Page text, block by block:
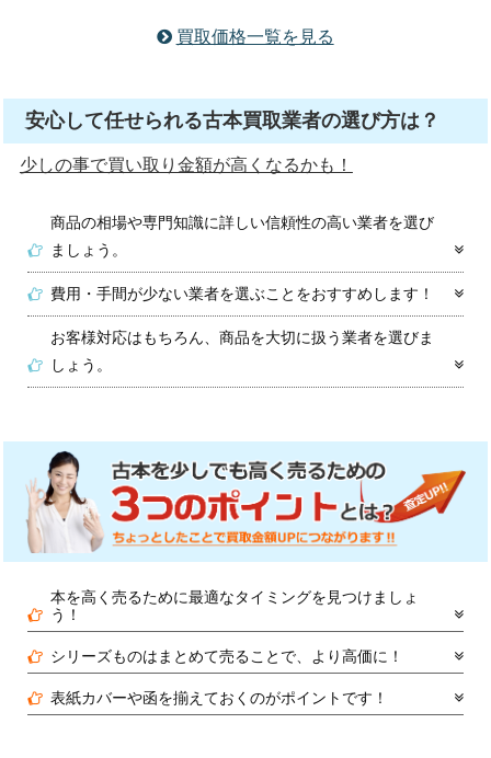
買取価格一覧を見る
安心して任せられる古本買取業者の選び方は？
少しの事で買い取り金額が高くなるかも！
商品の相場や専門知識に詳しい信頼性の高い業者を選び
ましょう。
費用・手間が少ない業者を選ぶことをおすすめします！
お客様対応はもちろん、商品を大切に扱う業者を選びま
しょう。
本を高く売るために最適なタイミングを見つけましょ
う！
シリーズものはまとめて売ることで、より高価に！
表紙カバーや函を揃えておくのがポイントです！